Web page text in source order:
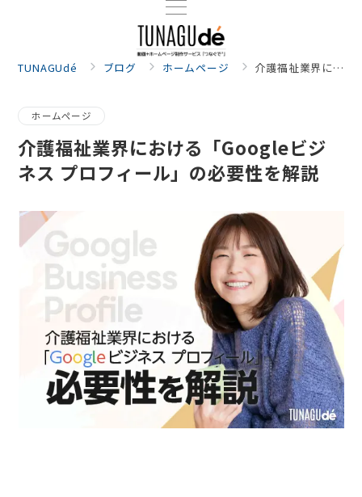
TUNAGUdé ブログ ホームページ 介護福祉業界における「Googleビジネス プロフィール」の必要性を解説
ホームページ
介護福祉業界における「Googleビジ
ネス プロフィール」の必要性を解説